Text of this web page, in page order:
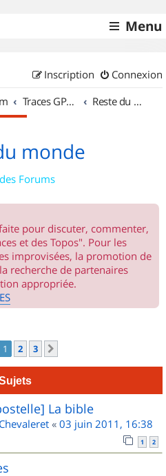
Menu
Connexion
Inscription
Traces GPS de randos VTT Reste du monde
monde
Forums
pour discuter, commenter,
et des Topos". Pour les
improvisées, la promotion de
recherche de partenaires
appropriée.
1 2 3
La bible
Chevaleret « 03 juin 2011, 16:38
1 2